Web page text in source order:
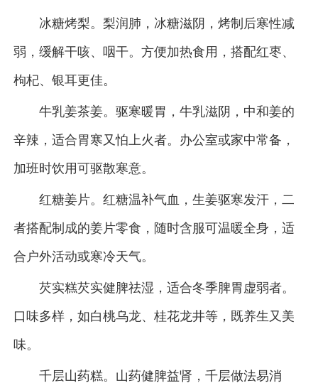
冰糖烤梨。梨润肺，冰糖滋阴，烤制后寒性减
弱，缓解干咳、咽干。方便加热食用，搭配红枣、
枸杞、银耳更佳。
牛乳姜茶姜。驱寒暖胃，牛乳滋阴，中和姜的
辛辣，适合胃寒又怕上火者。办公室或家中常备，
加班时饮用可驱散寒意。
红糖姜片。红糖温补气血，生姜驱寒发汗，二
者搭配制成的姜片零食，随时含服可温暖全身，适
合户外活动或寒冷天气。
芡实糕芡实健脾祛湿，适合冬季脾胃虚弱者。
口味多样，如白桃乌龙、桂花龙井等，既养生又美
味。
千层山药糕。山药健脾益肾，千层做法易消